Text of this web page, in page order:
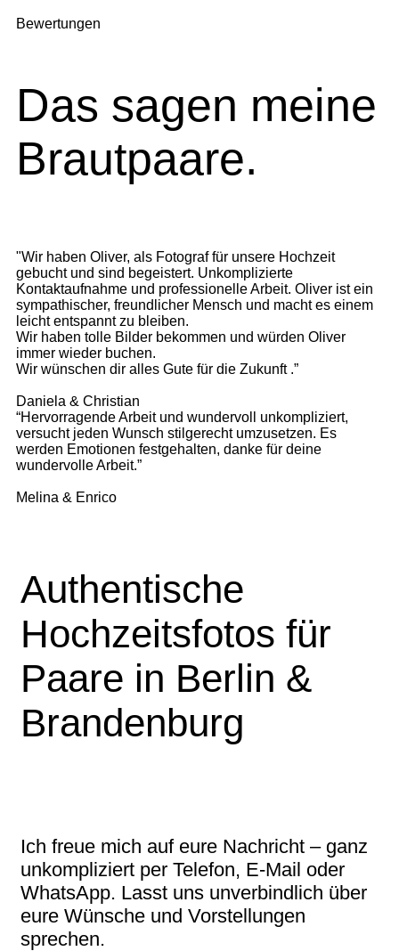
Bewertungen
Das sagen meine
Brautpaare.
"Wir haben Oliver, als Fotograf für unsere Hochzeit
gebucht und sind begeistert. Unkomplizierte
Kontaktaufnahme und professionelle Arbeit. Oliver ist ein
sympathischer, freundlicher Mensch und macht es einem
leicht entspannt zu bleiben.
Wir haben tolle Bilder bekommen und würden Oliver
immer wieder buchen.
Wir wünschen dir alles Gute für die Zukunft .”
Daniela & Christian
“Hervorragende Arbeit und wundervoll unkompliziert,
versucht jeden Wunsch stilgerecht umzusetzen. Es
werden Emotionen festgehalten, danke für deine
wundervolle Arbeit.”
Melina & Enrico
Authentische
Hochzeitsfotos für
Paare in Berlin &
Brandenburg
Ich freue mich auf eure Nachricht – ganz
unkompliziert per Telefon, E-Mail oder
WhatsApp. Lasst uns unverbindlich über
eure Wünsche und Vorstellungen
sprechen.